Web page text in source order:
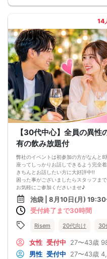
困った事がございましたらスタッフま
※当イベントはアルコールの提供はござ
14
【30代中心】全員の異
有の飲み放題付
弊社のイベントは初参加の方がなんと8
座ってしっかりお話しできるよう完全
きちんとお話したい方に大好評中!!
困った事がございましたらスタッフま
お気軽にご参加くださいませ♪
池袋 | 8月10日(月) 19:30
受付終了まで30時間
Risem 20代向け 30
女性 受付中 27〜43歳
男性 受付中 27〜43歳